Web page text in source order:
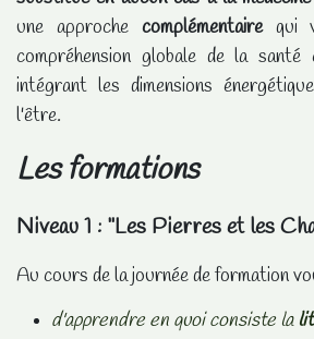
une approche complémentaire qui
compréhension globale de la
intégrant les dimensions
l'être.
Les formations
Niveau 1 : "Les Pierres et les
Au cours de la journée de formation
d'apprendre en quoi consiste la